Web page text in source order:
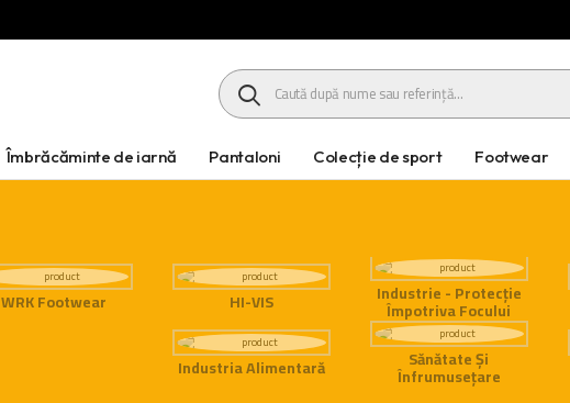
HEADER SEARCH BUTTON
Îmbrăcăminte de iarnă Pantaloni Colecție de sport Footwear
WRK Footwear HI-VIS Industrie - Protecție
Împotriva Focului
Industria Alimentară Sănătate Și
Înfrumusețare